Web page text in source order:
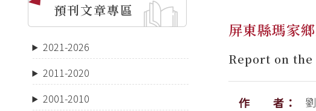
預刊文章專區
2021-2026
2011-2020
2001-2010
屏東縣瑪家
Report on
作 者：